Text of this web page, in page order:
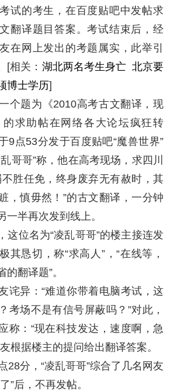
试的考生，在百度贴吧中发帖求
翻译题目答案。考试结束后，经
在网上发出的考题属实，此举引
[相关： 湖北两名考生身亡 北京要
博士学历]
题为《2010高考古文翻译，现
求助帖在网络各大论坛疯狂转
9点53分发于百度贴吧“魔兽世界”
哥哥”称，他在高考现场，求四川
胜任免，终身废弃无有赦时，其
，慎毋然！”的古文翻译，一分钟
一半再次发到线上。
位名为“凌乱哥哥”的楼主接连发
其恳切，称“求高人”，“在线等，
翻译题”。
异：“难道你带着电脑考试，这
考场不是有信号屏蔽吗？”对此，
称：“现在科技发达，速度啊，急
根据楼主的提问给出翻译答案。
分，“凌乱哥哥”综合了几名网友
”后，不再发帖。